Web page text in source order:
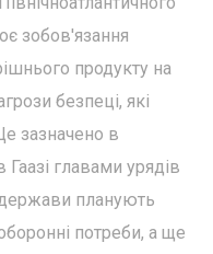
зобов'язання
продукту на
безпеці, які
зазначено в
Гаазі главами урядів
планують
потреби, а ще